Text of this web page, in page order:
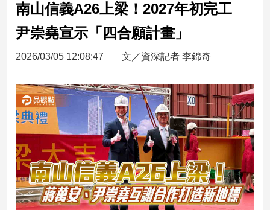
台
財
新
產
經/
股
房
地
產
南山信義A26上梁！2027年初完工
尹崇堯宣示「四合願計畫」
2026/03/05 12:08:47 文／資深記者 李錦奇